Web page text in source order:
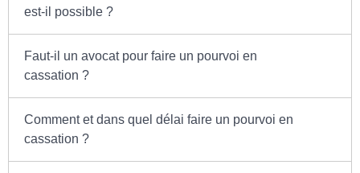
est-il possible ?
Faut-il un avocat pour faire un pourvoi en
cassation ?
Comment et dans quel délai faire un pourvoi en
cassation ?